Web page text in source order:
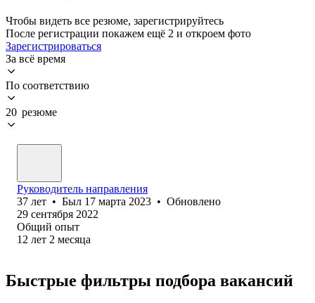
Чтобы видеть все резюме, зарегистрируйтесь
После регистрации покажем ещё 2 и откроем фото
Зарегистрироваться
За всё время
По соответствию
20 резюме
Руководитель направления
37 лет • Был 17 марта 2023 • Обновлено
29 сентября 2022
Общий опыт
12 лет 2 месяца
Быстрые фильтры подбора вакансий